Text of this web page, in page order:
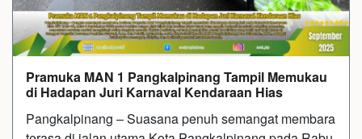
Pramuka MAN 1 Pangkalpinang Tampil Memukau
di Hadapan Juri Karnaval Kendaraan Hias
Pangkalpinang – Suasana penuh semangat membara